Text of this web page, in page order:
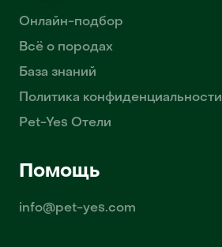
Онлайн-подбор
Всё о породах
База знаний
Политика конфиденциальности
Pet-Yes Отели
Помощь
info@pet-yes.com